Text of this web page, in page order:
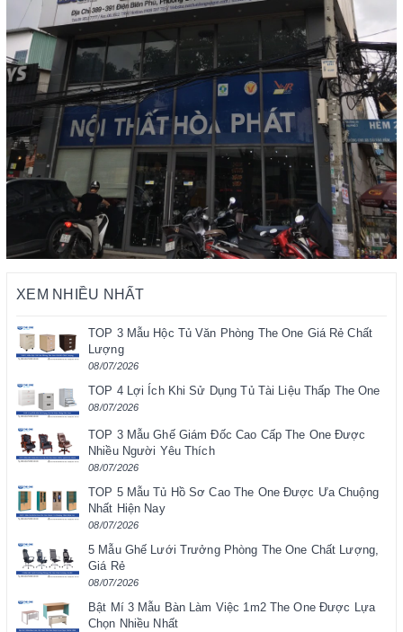
XEM NHIỀU NHẤT
TOP 3 Mẫu Hộc Tủ Văn Phòng The One Giá Rẻ Chất
Lượng
08/07/2026
TOP 4 Lợi Ích Khi Sử Dụng Tủ Tài Liệu Thấp The One
08/07/2026
TOP 3 Mẫu Ghế Giám Đốc Cao Cấp The One Được
Nhiều Người Yêu Thích
08/07/2026
TOP 5 Mẫu Tủ Hồ Sơ Cao The One Được Ưa Chuộng
Nhất Hiện Nay
08/07/2026
5 Mẫu Ghế Lưới Trưởng Phòng The One Chất Lượng,
Giá Rẻ
08/07/2026
Bật Mí 3 Mẫu Bàn Làm Việc 1m2 The One Được Lựa
Chọn Nhiều Nhất